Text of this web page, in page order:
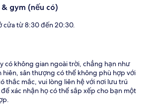
gym (nếu có)
cửa từ 8:30 đến 20:30.
có không gian ngoài trời, chẳng hạn như
hiên, sân thượng có thể không phù hợp với
thắc mắc, vui lòng liên hệ với nơi lưu trú
xác nhận họ có thể sắp xếp cho bạn một